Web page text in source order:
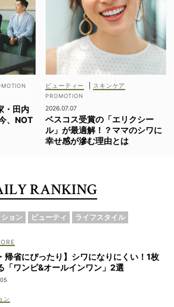
・田内
、NOT
ビューティー スキンケア
2026.07.07
ベスコス受賞の「エリクシー
ル」が最適解！？ママのシワに
幸せ感が滲む理由とは
RANKING
ョン ビューティ ライフスタイル
帰省にぴったり】シワになりにくい！1枚
「ワンピ&オールインワン」2選
ン